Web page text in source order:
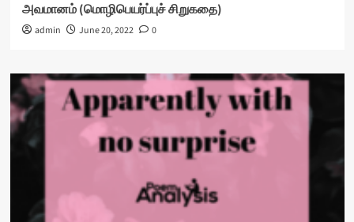
அவமானம் (மொழிபெயர்ப்புச் சிறுகதை)
admin June 20, 2022 0